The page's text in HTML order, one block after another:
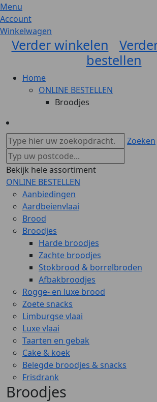
Menu
Account
Winkelwagen
Verder winkelen
bestellen
Home
ONLINE BESTELLEN
Broodjes
Zoeken
Bekijk hele assortiment
ONLINE BESTELLEN
Aanbiedingen
Aardbeienvlaai
Brood
Broodjes
Harde broodjes
Zachte broodjes
Stokbrood & borrelbroden
Afbakbroodjes
Rogge- en luxe brood
Zoete snacks
Limburgse vlaai
Luxe vlaai
Taarten en gebak
Cake & koek
Belegde broodjes & snacks
Frisdrank
Broodjes